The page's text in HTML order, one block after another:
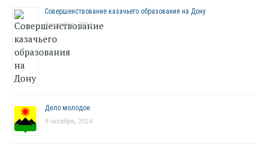
Совершенствование казачьего образования на Дону
9 октября, 2024
Дело молодое
9 октября, 2024